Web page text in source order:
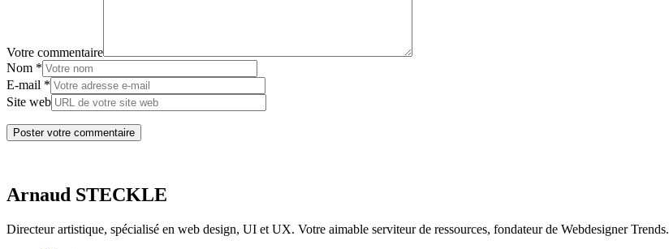
Votre commentaire
Nom *
E-mail *
Site web
Arnaud STECKLE
Directeur artistique, spécialisé en web design, UI et UX. Votre aimable serviteur de ressources, fondateur de Webdesigner Trends.